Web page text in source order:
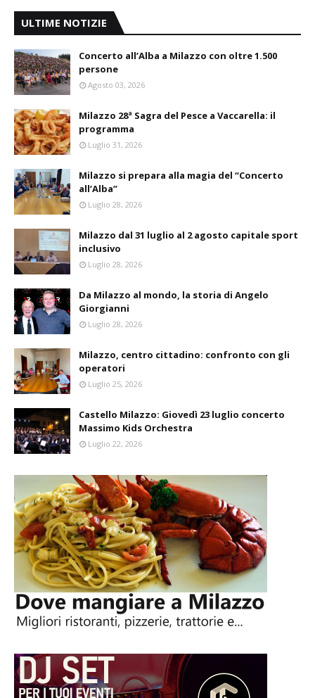
ULTIME NOTIZIE
Concerto all’Alba a Milazzo con oltre 1.500
persone
Agosto 03, 2026
Milazzo 28ª Sagra del Pesce a Vaccarella: il
programma
Luglio 31, 2026
Milazzo si prepara alla magia del “Concerto
all’Alba”
Luglio 28, 2026
Milazzo dal 31 luglio al 2 agosto capitale sport
inclusivo
Luglio 28, 2026
Da Milazzo al mondo, la storia di Angelo
Giorgianni
Luglio 28, 2026
Milazzo, centro cittadino: confronto con gli
operatori
Luglio 25, 2026
Castello Milazzo: Giovedì 23 luglio concerto
Massimo Kids Orchestra
Luglio 22, 2026